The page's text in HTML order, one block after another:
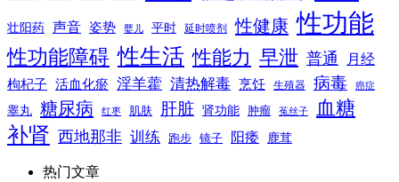
壮阳药 声音 姿势 婴儿 平时 延时喷剂 性健康 性功能
性功能障碍 性生活 性能力 早泄 普通 月经
枸杞子 活血化瘀 淫羊藿 清热解毒 烹饪 生殖器 病毒 癌症
睾丸 糖尿病 红枣 肌肤 肝脏 肾功能 肿瘤 菟丝子 血糖
补肾 西地那非 训练 跑步 镜子 阳痿 鹿茸
热门文章